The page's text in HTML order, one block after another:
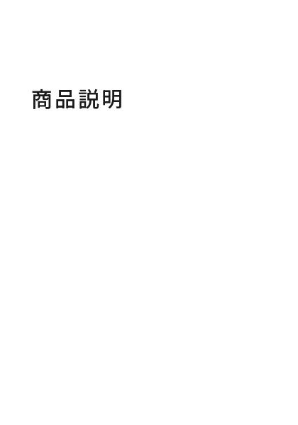
商品説明